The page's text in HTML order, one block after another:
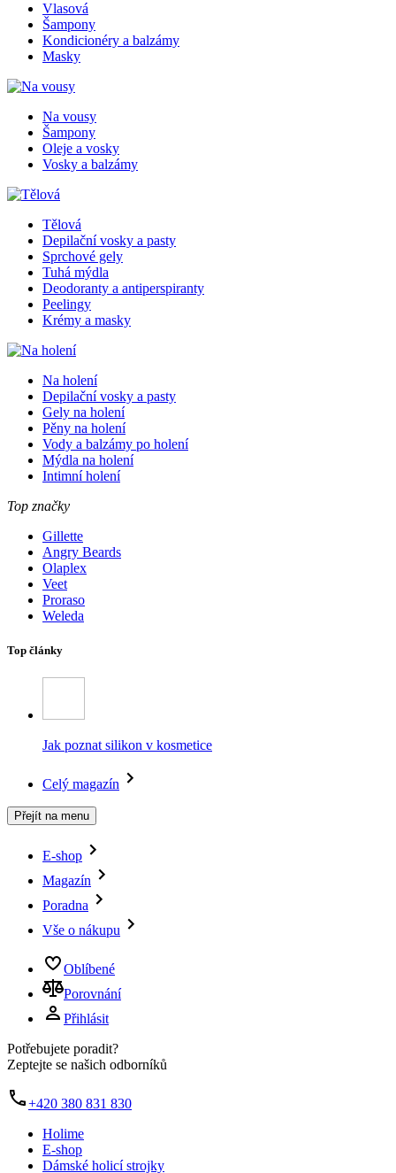
Vlasová
Šampony
Kondicionéry a balzámy
Masky
Na vousy
Šampony
Oleje a vosky
Vosky a balzámy
Tělová
Depilační vosky a pasty
Sprchové gely
Tuhá mýdla
Deodoranty a antiperspiranty
Peelingy
Krémy a masky
Na holení
Depilační vosky a pasty
Gely na holení
Pěny na holení
Vody a balzámy po holení
Mýdla na holení
Intimní holení
Top značky
Gillette
Angry Beards
Olaplex
Veet
Proraso
Weleda
Top články
Jak poznat silikon v kosmetice
Celý magazín
Přejít na menu
E-shop
Magazín
Poradna
Vše o nákupu
Oblíbené
Porovnání
Přihlásit
Potřebujete poradit?
Zeptejte se našich odborníků
+420 380 831 830
Holime
E-shop
Dámské holicí strojky